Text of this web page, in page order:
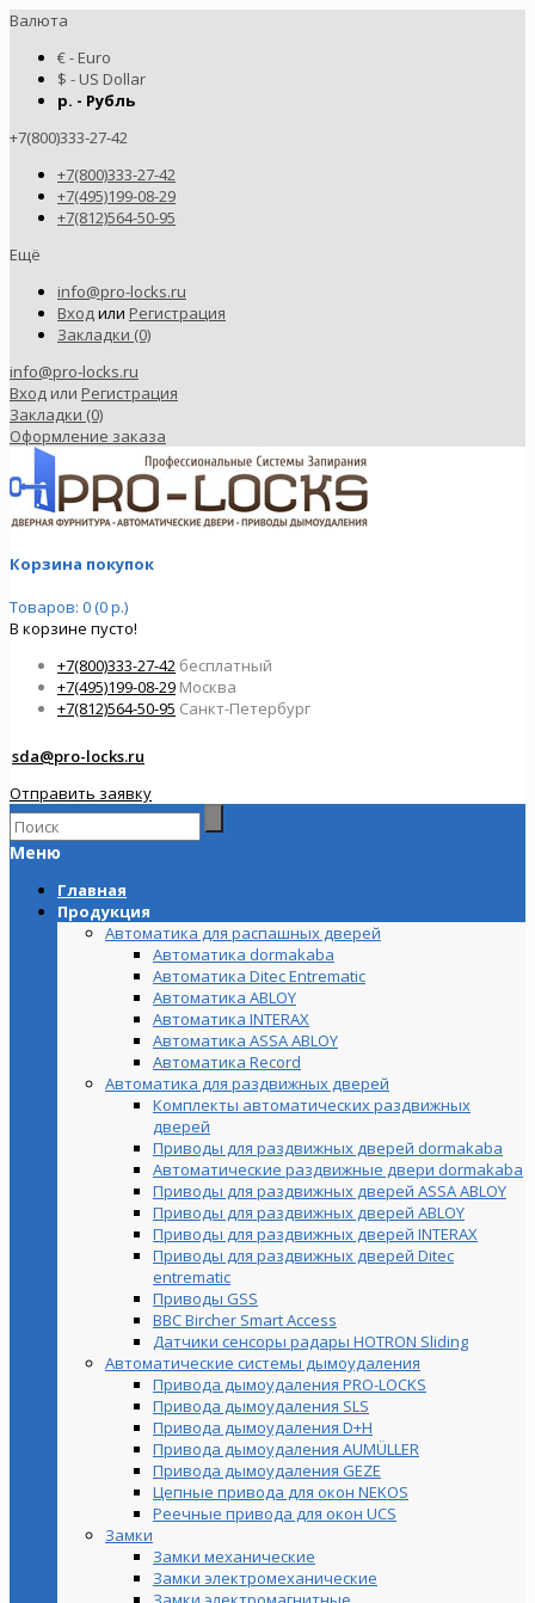
Валюта
€ - Euro
$ - US Dollar
р. - Рубль
+7(800)333-27-42
+7(800)333-27-42
+7(495)199-08-29
+7(812)564-50-95
Ещё
info@pro-locks.ru
Входили Регистрация
Закладки (0)
info@pro-locks.ru
Вход или Регистрация
Закладки (0)
Оформление заказа
Корзина покупок
Товаров: 0 (0 р.)
В корзине пусто!
+7(800)333-27-42 бесплатный
+7(495)199-08-29 Москва
+7(812)564-50-95 Санкт-Петербург
sda@pro-locks.ru
Отправить заявку
Меню
Главная
Продукция
Автоматика для распашных дверей
Автоматика dormakaba
Автоматика Ditec Entrematic
Автоматика ABLOY
Автоматика INTERAX
Автоматика ASSA ABLOY
Автоматика Record
Автоматика для раздвижных дверей
Комплекты автоматических раздвижных
дверей
Приводы для раздвижных дверей dormakaba
Автоматические раздвижные двери dormakaba
Приводы для раздвижных дверей ASSA ABLOY
Приводы для раздвижных дверей ABLOY
Приводы для раздвижных дверей INTERAX
Приводы для раздвижных дверей Ditec
entrematic
Приводы GSS
BBC Bircher Smart Access
Датчики сенсоры радары HOTRON Sliding
Автоматические системы дымоудаления
Привода дымоудаления PRO-LOCKS
Привода дымоудаления SLS
Привода дымоудаления D+H
Привода дымоудаления AUMÜLLER
Привода дымоудаления GEZE
Цепные привода для окон NEKOS
Реечные привода для окон UСS
Замки
Замки механические
Замки электромеханические